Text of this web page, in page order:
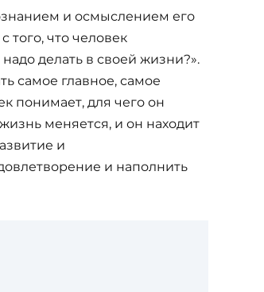
и осмыслением его
того, что человек
делать в своей жизни?».
самое главное, самое
понимает, для чего он
меняется, и он находит
и
и наполнить